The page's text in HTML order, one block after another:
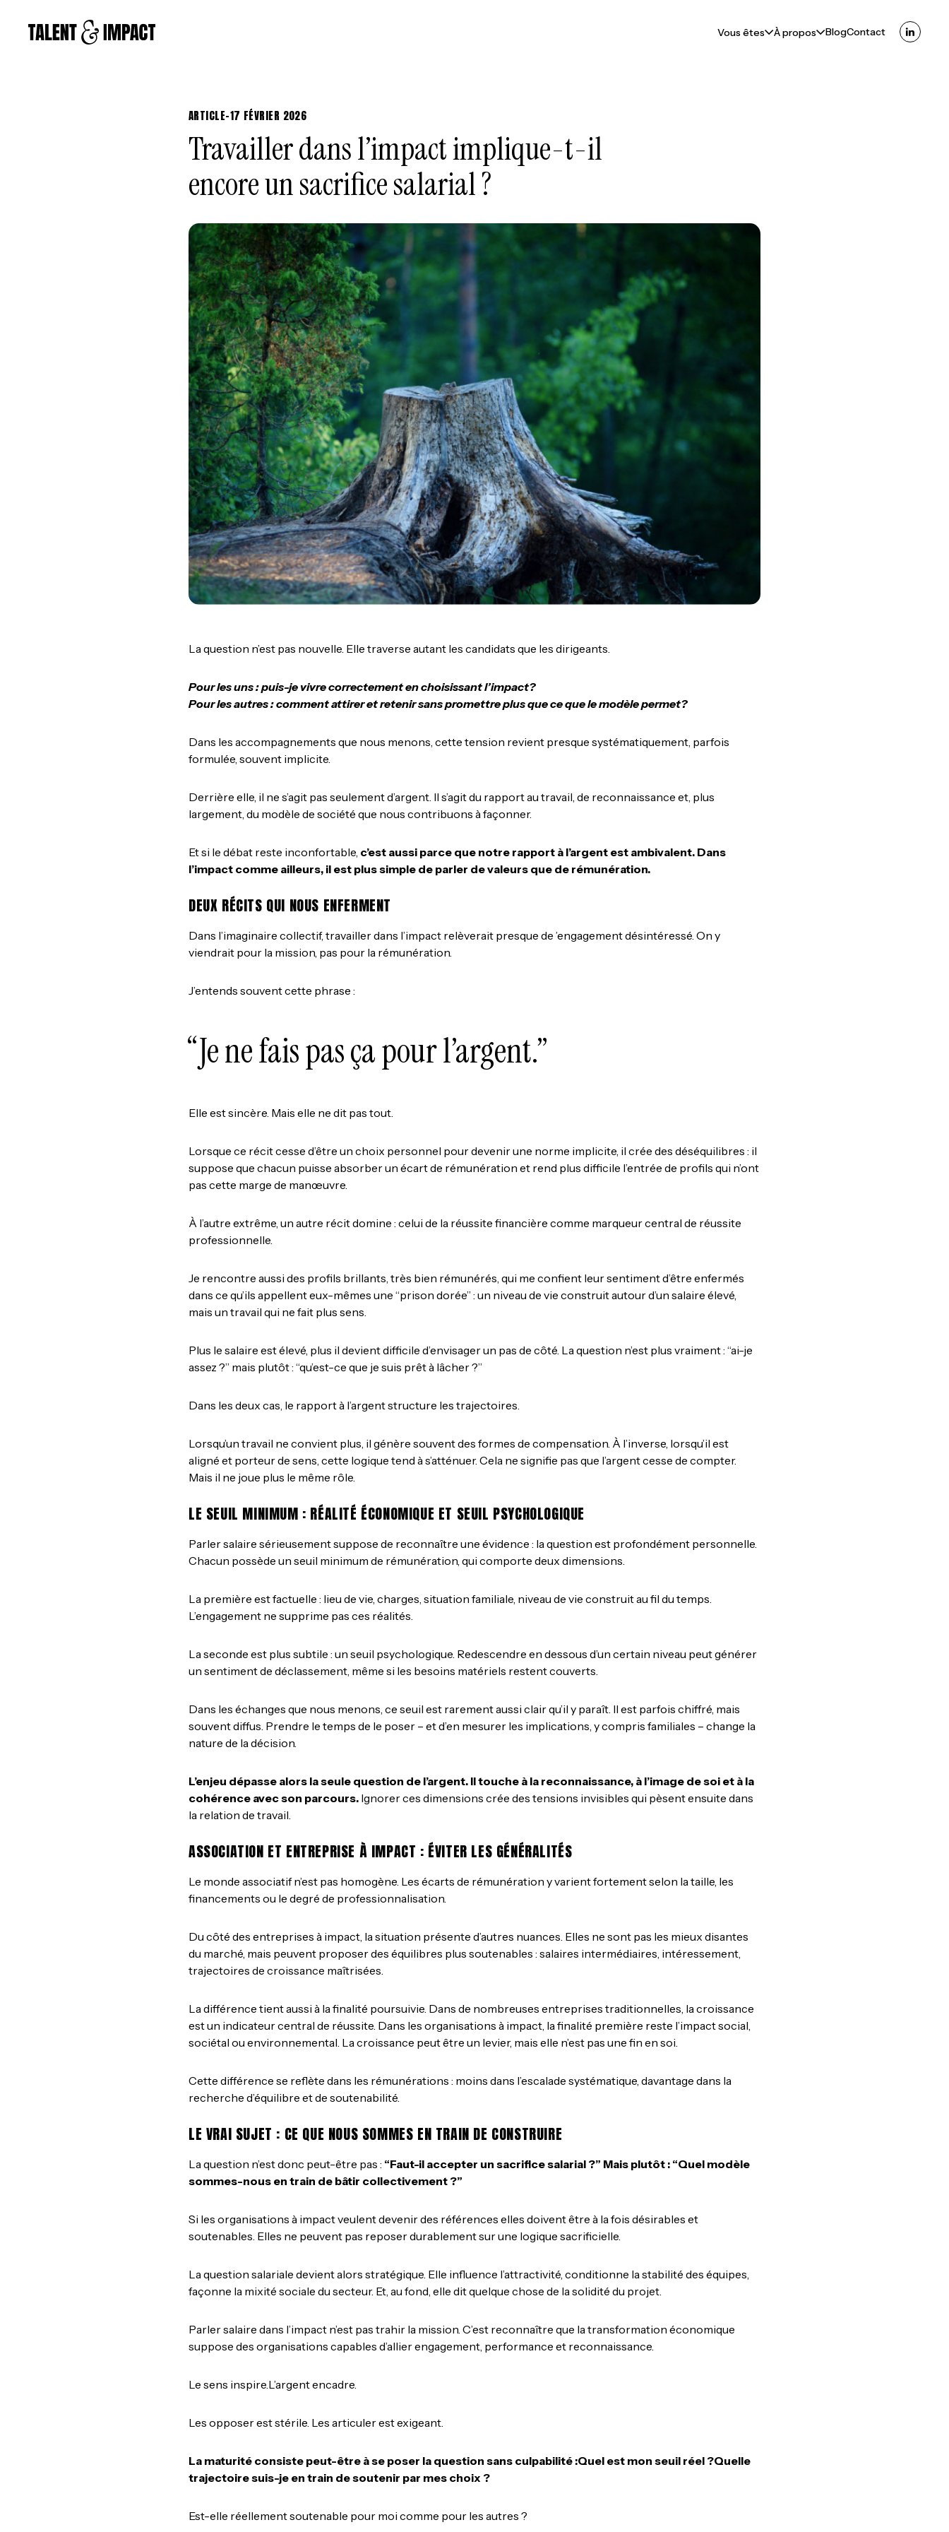
Vous êtes À propos BlogContact
ARTICLE-17 FÉVRIER 2026
Travailler dans l’impact implique-t-il
encore un sacrifice salarial ?
La question n’est pas nouvelle. Elle traverse autant les candidats que les dirigeants.
Pour les uns : puis-je vivre correctement en choisissant l’impact?
Pour les autres : comment attirer et retenir sans promettre plus que ce que le modèle permet?
Dans les accompagnements que nous menons, cette tension revient presque systématiquement, parfois
formulée, souvent implicite.
Derrière elle, il ne s’agit pas seulement d’argent. Il s’agit du rapport au travail, de reconnaissance et, plus
largement, du modèle de société que nous contribuons à façonner.
Et si le débat reste inconfortable, c’est aussi parce que notre rapport à l’argent est ambivalent. Dans
l’impact comme ailleurs, il est plus simple de parler de valeurs que de rémunération.
DEUX RÉCITS QUI NOUS ENFERMENT
Dans l’imaginaire collectif, travailler dans l’impact relèverait presque de ’engagement désintéressé. On y
viendrait pour la mission, pas pour la rémunération.
J’entends souvent cette phrase :
“Je ne fais pas ça pour l’argent.”
Elle est sincère. Mais elle ne dit pas tout.
Lorsque ce récit cesse d’être un choix personnel pour devenir une norme implicite, il crée des déséquilibres : il
suppose que chacun puisse absorber un écart de rémunération et rend plus difficile l’entrée de profils qui n’ont
pas cette marge de manœuvre.
À l’autre extrême, un autre récit domine : celui de la réussite financière comme marqueur central de réussite
professionnelle.
Je rencontre aussi des profils brillants, très bien rémunérés, qui me confient leur sentiment d’être enfermés
dans ce qu’ils appellent eux-mêmes une “prison dorée” : un niveau de vie construit autour d’un salaire élevé,
mais un travail qui ne fait plus sens.
Plus le salaire est élevé, plus il devient difficile d’envisager un pas de côté. La question n’est plus vraiment : “ai-je
assez ?” mais plutôt : “qu’est-ce que je suis prêt à lâcher ?”
Dans les deux cas, le rapport à l’argent structure les trajectoires.
Lorsqu’un travail ne convient plus, il génère souvent des formes de compensation. À l’inverse, lorsqu’il est
aligné et porteur de sens, cette logique tend à s’atténuer. Cela ne signifie pas que l’argent cesse de compter.
Mais il ne joue plus le même rôle.
LE SEUIL MINIMUM : RÉALITÉ ÉCONOMIQUE ET SEUIL PSYCHOLOGIQUE
Parler salaire sérieusement suppose de reconnaître une évidence : la question est profondément personnelle.
Chacun possède un seuil minimum de rémunération, qui comporte deux dimensions.
La première est factuelle : lieu de vie, charges, situation familiale, niveau de vie construit au fil du temps.
L’engagement ne supprime pas ces réalités.
La seconde est plus subtile : un seuil psychologique. Redescendre en dessous d’un certain niveau peut générer
un sentiment de déclassement, même si les besoins matériels restent couverts.
Dans les échanges que nous menons, ce seuil est rarement aussi clair qu’il y paraît. Il est parfois chiffré, mais
souvent diffus. Prendre le temps de le poser – et d’en mesurer les implications, y compris familiales – change la
nature de la décision.
L’enjeu dépasse alors la seule question de l’argent. Il touche à la reconnaissance, à l’image de soi et à la
cohérence avec son parcours. Ignorer ces dimensions crée des tensions invisibles qui pèsent ensuite dans
la relation de travail.
ASSOCIATION ET ENTREPRISE À IMPACT : ÉVITER LES GÉNÉRALITÉS
Le monde associatif n’est pas homogène. Les écarts de rémunération y varient fortement selon la taille, les
financements ou le degré de professionnalisation.
Du côté des entreprises à impact, la situation présente d’autres nuances. Elles ne sont pas les mieux disantes
du marché, mais peuvent proposer des équilibres plus soutenables : salaires intermédiaires, intéressement,
trajectoires de croissance maîtrisées.
La différence tient aussi à la finalité poursuivie. Dans de nombreuses entreprises traditionnelles, la croissance
est un indicateur central de réussite. Dans les organisations à impact, la finalité première reste l’impact social,
sociétal ou environnemental. La croissance peut être un levier, mais elle n’est pas une fin en soi.
Cette différence se reflète dans les rémunérations : moins dans l’escalade systématique, davantage dans la
recherche d’équilibre et de soutenabilité.
LE VRAI SUJET : CE QUE NOUS SOMMES EN TRAIN DE CONSTRUIRE
La question n’est donc peut-être pas : “Faut-il accepter un sacrifice salarial ?” Mais plutôt : “Quel modèle
sommes-nous en train de bâtir collectivement ?”
Si les organisations à impact veulent devenir des références elles doivent être à la fois désirables et
soutenables. Elles ne peuvent pas reposer durablement sur une logique sacrificielle.
La question salariale devient alors stratégique. Elle influence l’attractivité, conditionne la stabilité des équipes,
façonne la mixité sociale du secteur. Et, au fond, elle dit quelque chose de la solidité du projet.
Parler salaire dans l’impact n’est pas trahir la mission. C’est reconnaître que la transformation économique
suppose des organisations capables d’allier engagement, performance et reconnaissance.
Le sens inspire.L’argent encadre.
Les opposer est stérile. Les articuler est exigeant.
La maturité consiste peut-être à se poser la question sans culpabilité :Quel est mon seuil réel ?Quelle
trajectoire suis-je en train de soutenir par mes choix ?
Est-elle réellement soutenable pour moi comme pour les autres ?